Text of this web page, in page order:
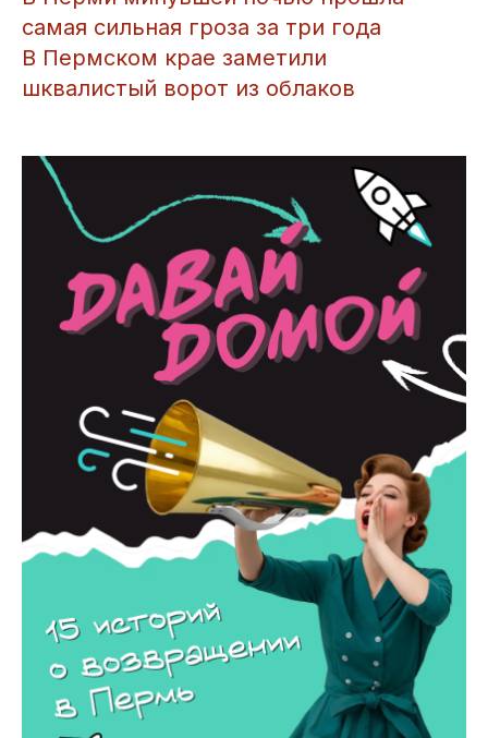
самая сильная гроза за три года
В Пермском крае заметили
шквалистый ворот из облаков